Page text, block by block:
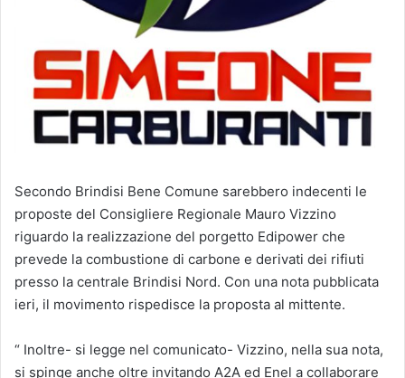
Secondo Brindisi Bene Comune sarebbero indecenti le
proposte del Consigliere Regionale Mauro Vizzino
riguardo la realizzazione del porgetto Edipower che
prevede la combustione di carbone e derivati dei rifiuti
presso la centrale Brindisi Nord. Con una nota pubblicata
ieri, il movimento rispedisce la proposta al mittente.
“ Inoltre- si legge nel comunicato- Vizzino, nella sua nota,
si spinge anche oltre invitando A2A ed Enel a collaborare